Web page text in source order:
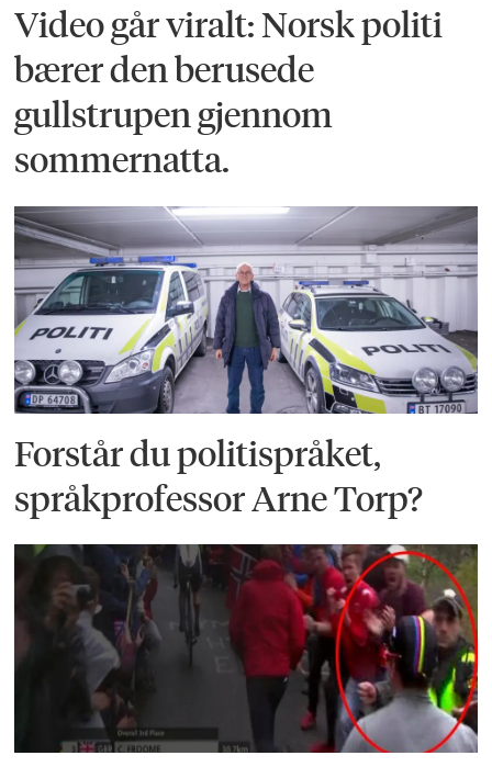
Video går viralt: Norsk politi
bærer den berusede
gullstrupen gjennom
sommernatta.
Forstår du politispråket,
språkprofessor Arne Torp?